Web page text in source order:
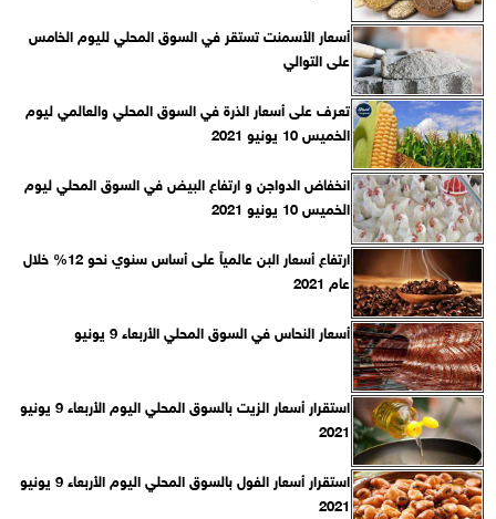
أسعار الأسمنت تستقر في السوق المحلي لليوم الخامس
على التوالي
تعرف على أسعار الذرة في السوق المحلي والعالمي ليوم
الخميس 10 يونيو 2021
انخفاض الدواجن و ارتفاع البيض في السوق المحلي ليوم
الخميس 10 يونيو 2021
ارتفاع أسعار البن عالمياً على أساس سنوي نحو 12% خلال
عام 2021
أسعار النحاس في السوق المحلي الأربعاء 9 يونيو
استقرار أسعار الزيت بالسوق المحلي اليوم الأربعاء 9 يونيو
2021
استقرار أسعار الفول بالسوق المحلي اليوم الأربعاء 9 يونيو
2021